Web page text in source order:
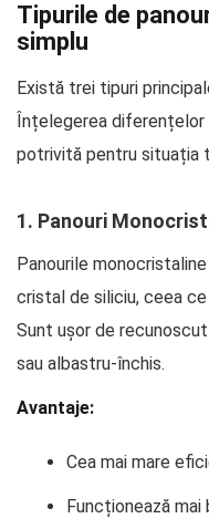
Tipurile de
simplu
Există trei tipuri
Înțelegerea diferențelor
potrivită pentru situația
1. Panouri
Panourile
cristal de siliciu, ceea
Sunt ușor de
sau albastru-închis.
Avantaje:
Cea mai mare
Funcționează